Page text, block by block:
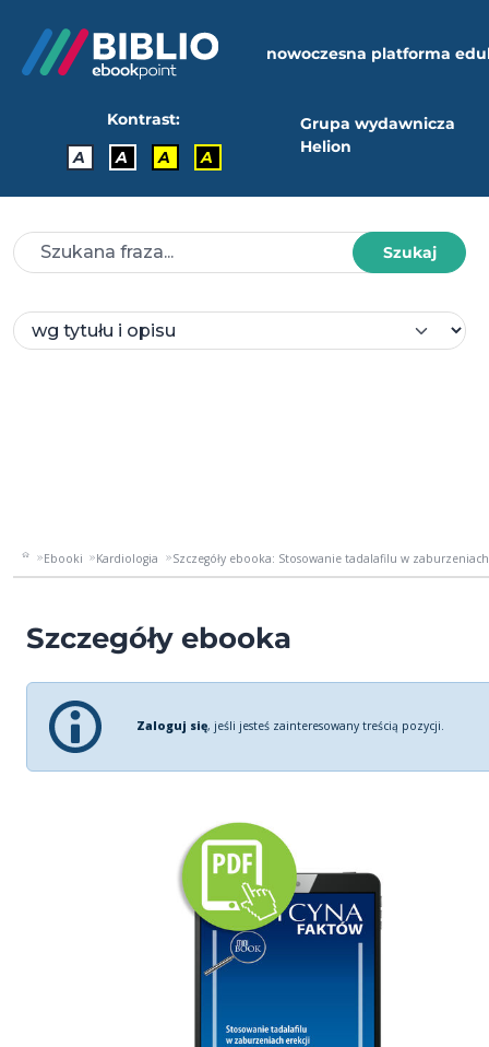
nowoczesna platforma
Kontrast:
A
A A A
Grupa wydawnicza
Helion
Szukaj
Ebooki Kardiologia Szczegóły ebooka: Stosowanie tadalafilu w
Szczegóły ebooka
Zaloguj się, jeśli jesteś zainteresowany treścią pozycji.